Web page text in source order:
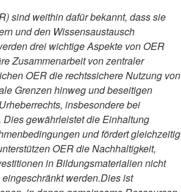
sind weithin dafür bekannt, dass sie
und den Wissensaustausch
drei wichtige Aspekte von OER
Zusammenarbeit von zentraler
OER die rechtssichere Nutzung von
Grenzen hinweg und beseitigen
insbesondere bei
gewährleistet die Einhaltung
und fördert gleichzeitig
OER die Nachhaltigkeit,
in Bildungsmaterialien nicht
werden.Dies ist